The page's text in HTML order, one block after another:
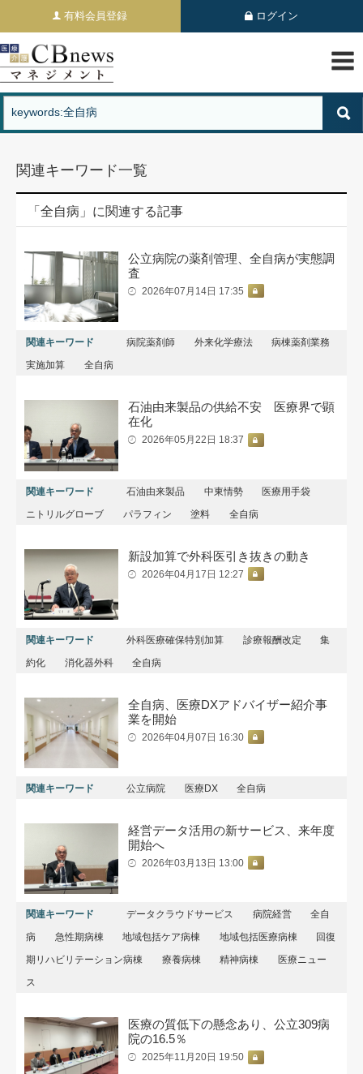
有料会員登録 ログイン
関連キーワード一覧
「全自病」に関連する記事
公立病院の薬剤管理、全自病が実態調
査
2026年07月14日 17:35
関連キーワード 病院薬剤師 外来化学療法
病棟薬剤業務
実施加算
全自病
石油由来製品の供給不安 医療界で顕
在化
2026年05月22日 18:37
関連キーワード 石油由来製品 中東情勢
医療用手袋
ニトリルグローブ
パラフィン 塗料 全自病
新設加算で外科医引き抜きの動き
2026年04月17日 12:27
関連キーワード 外科医療確保特別加算 診療報酬改定
集
約化
消化器外科 全自病
全自病、医療DXアドバイザー紹介事
業を開始
2026年04月07日 16:30
関連キーワード 公立病院 医療DX 全自病
経営データ活用の新サービス、来年度
開始へ
2026年03月13日 13:00
関連キーワード データクラウドサービス 病院経営
全自
病
急性期病棟 地域包括ケア病棟 地域包括医療病棟
回復
期リハビリテーション病棟
療養病棟 精神病棟
医療ニュー
ス
医療の質低下の懸念あり、公立309病
院の16.5％
2025年11月20日 19:50